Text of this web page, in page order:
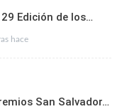
Edición de los…
hace
San Salvador…